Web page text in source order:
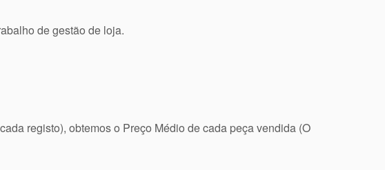
de gestão de loja.
registo), obtemos o Preço Médio de cada peça vendida (O